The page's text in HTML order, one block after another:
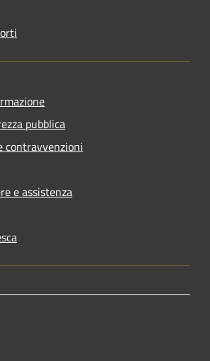
pubblica
contravvenzioni
e assistenza